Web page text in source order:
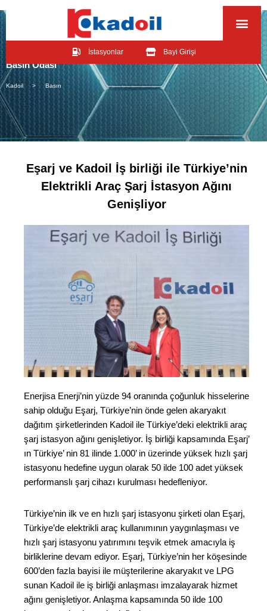
İstasyonlar Bayi Girişi
Basın Odası
Kadoil > Basın
Eşarj ve Kadoil İş birliği ile Türkiye’nin
Elektrikli Araç Şarj İstasyon Ağını
Genişliyor
Enerjisa Enerji’nin yüzde 94 oranında çoğunluk hisselerine
sahip olduğu Eşarj, Türkiye’nin önde gelen akaryakıt
dağıtım şirketlerinden Kadoil ile Türkiye’deki elektrikli araç
şarj istasyon ağını genişletiyor. İş birliği kapsamında Eşarj’
ın Türkiye’ nin 81 ilinde 1.000’ in üzerinde yüksek hızlı şarj
istasyonu hedefine uygun olarak 50 ilde 100 adet yüksek
performanslı şarj cihazı kurulması hedefleniyor.
Türkiye’nin ilk ve en hızlı şarj istasyonu şirketi olan Eşarj,
Türkiye’de elektrikli araç kullanımının yaygınlaşması ve
hızlı şarj istasyonu yatırımını teşvik etmek amacıyla iş
birliklerine devam ediyor. Eşarj, Türkiye’nin her köşesinde
600’den fazla bayisi ile müşterilerine akaryakıt ve LPG
sunan Kadoil ile iş birliği anlaşması imzalayarak hizmet
ağını genişletiyor. Anlaşma kapsamında 50 ilde 100